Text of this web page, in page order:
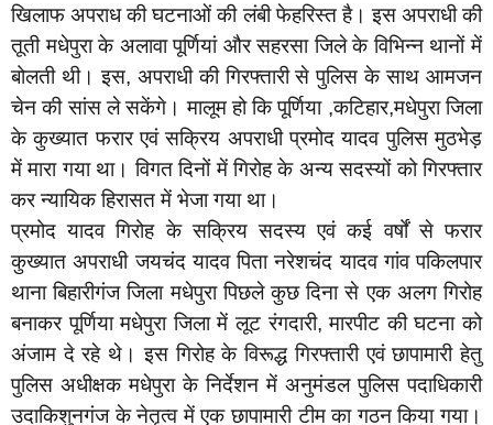
खिलाफ अपराध की घटनाओं की लंबी फेहरिस्त है। इस अपराधी की
तूती मधेपुरा के अलावा पूर्णियां और सहरसा जिले के विभिन्न थानों में
बोलती थी। इस, अपराधी की गिरफ्तारी से पुलिस के साथ आमजन
चेन की सांस ले सकेंगे। मालूम हो कि पूर्णिया ,कटिहार,मधेपुरा जिला
के कुख्यात फरार एवं सक्रिय अपराधी प्रमोद यादव पुलिस मुठभेड़
में मारा गया था‌। विगत दिनों में गिरोह के अन्य सदस्यों को गिरफ्तार
कर न्यायिक हिरासत में भेजा गया था।
प्रमोद यादव गिरोह के सक्रिय सदस्य एवं कई वर्षों से फरार
कुख्यात अपराधी जयचंद यादव पिता नरेशचंद यादव गांव पकिलपार
थाना बिहारीगंज जिला मधेपुरा पिछले कुछ दिना से एक अलग गिरोह
बनाकर पूर्णिया मधेपुरा जिला में लूट रंगदारी, मारपीट की घटना को
अंजाम दे रहे थे। इस गिरोह के विरूद्ध गिरफ्तारी एवं छापामारी हेतु
पुलिस अधीक्षक मधेपुरा के निर्देशन में अनुमंडल पुलिस पदाधिकारी
उदाकिशुनगंज के नेतृत्व में एक छापामारी टीम का गठन किया गया।